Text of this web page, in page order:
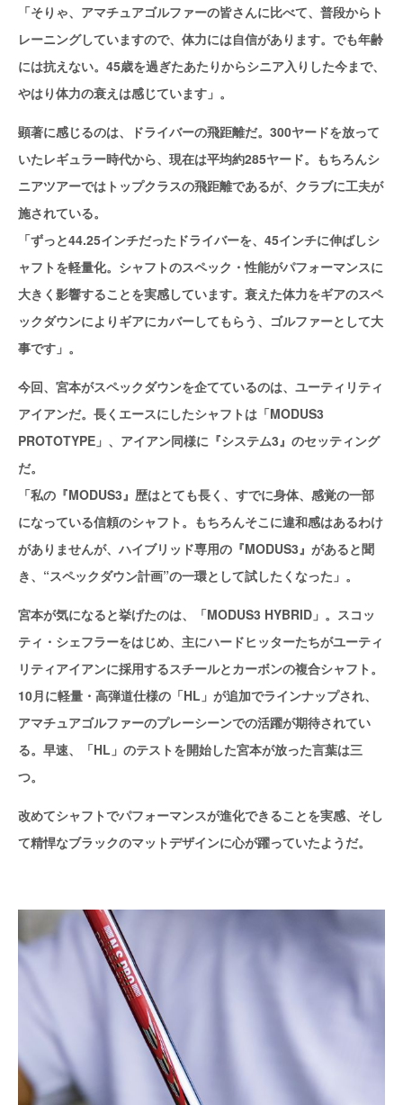
「そりゃ、アマチュアゴルファーの皆さんに比べて、普段からト
レーニングしていますので、体力には自信があります。でも年齢
には抗えない。45歳を過ぎたあたりからシニア入りした今まで、
やはり体力の衰えは感じています」。
顕著に感じるのは、ドライバーの飛距離だ。300ヤードを放って
いたレギュラー時代から、現在は平均約285ヤード。もちろんシ
ニアツアーではトップクラスの飛距離であるが、クラブに工夫が
施されている。
「ずっと44.25インチだったドライバーを、45インチに伸ばしシ
ャフトを軽量化。シャフトのスペック・性能がパフォーマンスに
大きく影響することを実感しています。衰えた体力をギアのスペ
ックダウンによりギアにカバーしてもらう、ゴルファーとして大
事です」。
今回、宮本がスペックダウンを企てているのは、ユーティリティ
アイアンだ。長くエースにしたシャフトは「MODUS3
PROTOTYPE」、アイアン同様に『システム3』のセッティング
だ。
「私の『MODUS3』歴はとても長く、すでに身体、感覚の一部
になっている信頼のシャフト。もちろんそこに違和感はあるわけ
がありませんが、ハイブリッド専用の『MODUS3』があると聞
き、“スペックダウン計画”の一環として試したくなった」。
宮本が気になると挙げたのは、「MODUS3 HYBRID」。スコッ
ティ・シェフラーをはじめ、主にハードヒッターたちがユーティ
リティアイアンに採用するスチールとカーボンの複合シャフト。
10月に軽量・高弾道仕様の「HL」が追加でラインナップされ、
アマチュアゴルファーのプレーシーンでの活躍が期待されてい
る。早速、「HL」のテストを開始した宮本が放った言葉は三
つ。
改めてシャフトでパフォーマンスが進化できることを実感、そし
て精悍なブラックのマットデザインに心が躍っていたようだ。